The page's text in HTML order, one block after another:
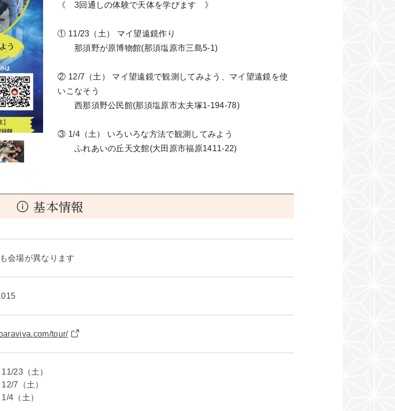
《 3回通しの体験で天体を学びます 》
① 11/23（土） マイ望遠鏡作り
那須野が原博物館(那須塩原市三島5-1)
② 12/7（土） マイ望遠鏡で観測してみよう、マイ望遠鏡を使
いこなそう
西那須野公民館(那須塩原市太夫塚1-194-78)
③ 1/4（土） いろいろな方法で観測してみよう
ふれあいの丘天文館(大田原市福原1411-22)
基本情報
会場が異なります
tour/
23（土）
7（土）
（土）